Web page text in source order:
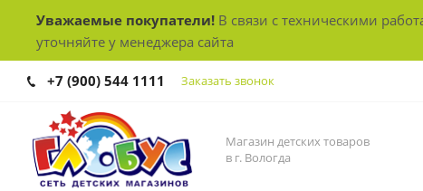
Уважаемые покупатели! В связи с техническими
уточняйте у менеджера сайта
+7 (900) 544 1111 Заказать звонок
Магазин детских товаров
в г. Вологда